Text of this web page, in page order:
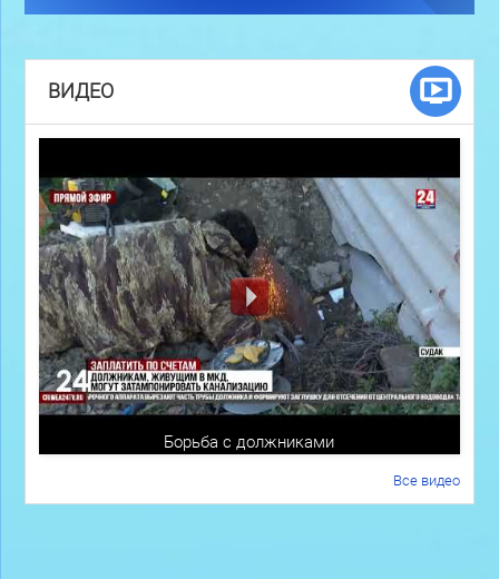
ВИДЕО
Борьба с должниками
Все видео